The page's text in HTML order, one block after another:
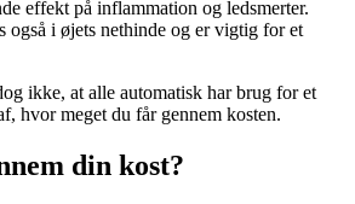
effekt på inflammation og ledsmerter.
også i øjets nethinde og er vigtig for et
ikke, at alle automatisk har brug for et
hvor meget du får gennem kosten.
din kost?